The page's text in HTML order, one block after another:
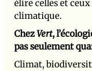
élire celles et
climatique.
ChezVert,
pas seulement
Climat,